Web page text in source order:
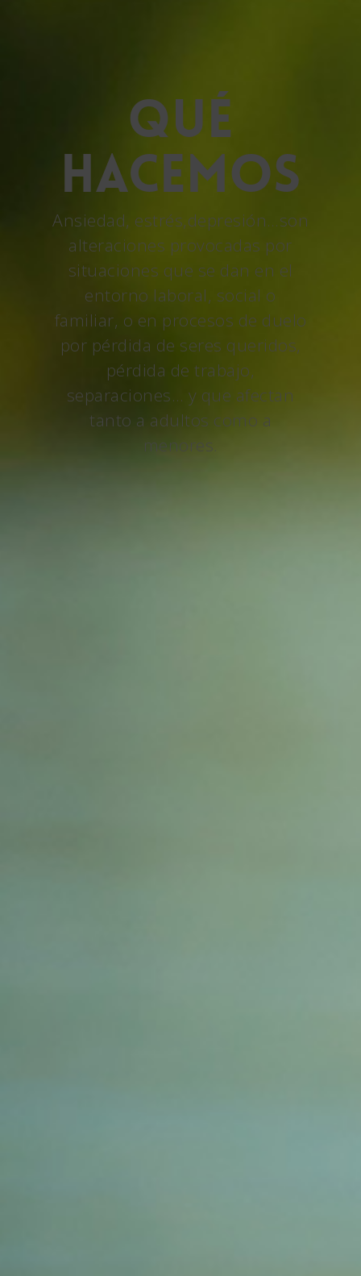
Qué
hacemos
Ansiedad, estrés,depresión…son
alteraciones provocadas por
situaciones que se dan en el
entorno laboral, social o
familiar, o en procesos de duelo
por pérdida de seres queridos,
pérdida de trabajo,
separaciones… y que afectan
tanto a adultos como a
menores.